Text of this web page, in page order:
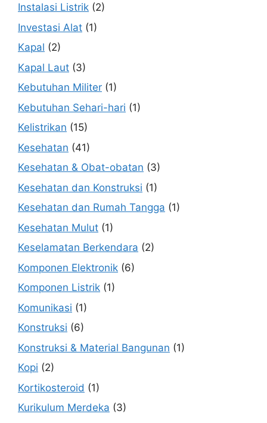
Instalasi Listrik (2)
Investasi Alat (1)
Kapal (2)
Kapal Laut (3)
Kebutuhan Militer (1)
Kebutuhan Sehari-hari (1)
Kelistrikan (15)
Kesehatan (41)
Kesehatan & Obat-obatan (3)
Kesehatan dan Konstruksi (1)
Kesehatan dan Rumah Tangga (1)
Kesehatan Mulut (1)
Keselamatan Berkendara (2)
Komponen Elektronik (6)
Komponen Listrik (1)
Komunikasi (1)
Konstruksi (6)
Konstruksi & Material Bangunan (1)
Kopi (2)
Kortikosteroid (1)
Kurikulum Merdeka (3)